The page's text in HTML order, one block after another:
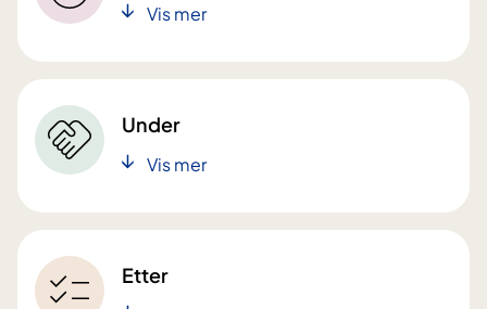
Vis mer
Under
Vis mer
Etter